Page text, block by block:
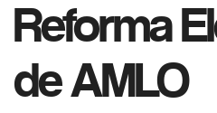
Reforma
de AMLO